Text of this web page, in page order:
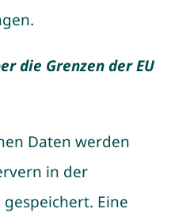
die Grenzen der EU
Daten werden
in der
Eine